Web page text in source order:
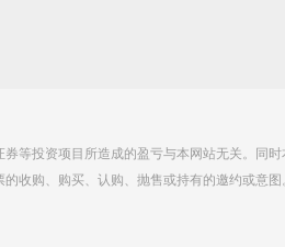
等投资项目所造成的盈亏与本网站无关。同
收购、购买、认购、抛售或持有的邀约或意图